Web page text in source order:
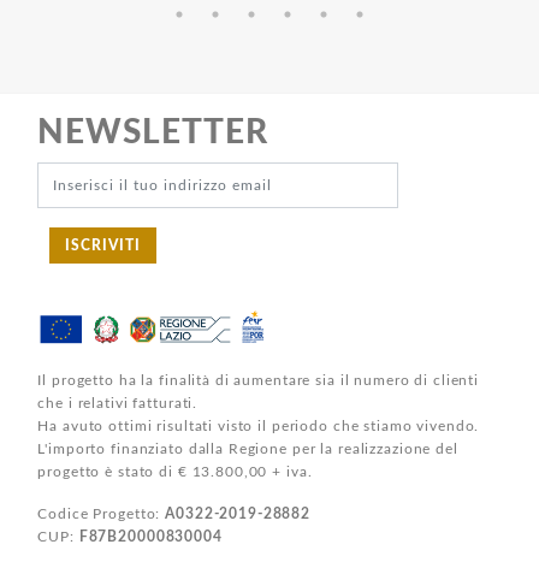
NEWSLETTER
ISCRIVITI
Il progetto ha la finalità di aumentare sia il numero di clienti
che i relativi fatturati.
Ha avuto ottimi risultati visto il periodo che stiamo vivendo.
L'importo finanziato dalla Regione per la realizzazione del
progetto è stato di € 13.800,00 + iva.
Codice Progetto:A0322-2019-28882
CUP:
F87B20000830004